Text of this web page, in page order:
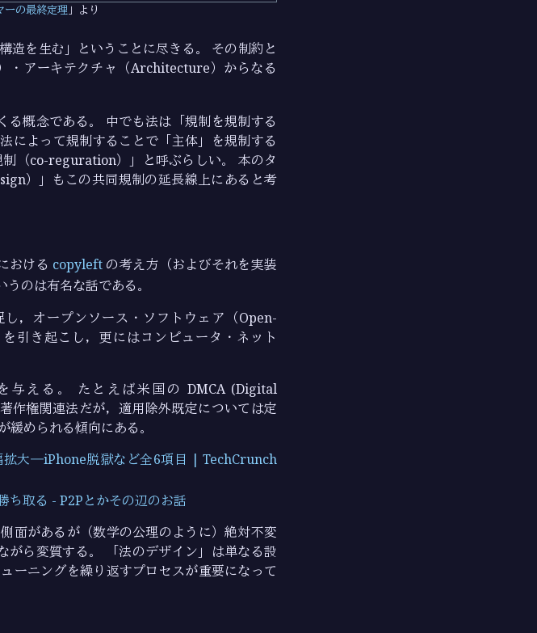
ーの最終定理 より
造を生む」ということに尽きる。 その制約と
アーキテクチャ（Architecture）からなる
る概念である。 中でも法は「規制を規制する
よって規制することで「主体」を規制する
（co-reguration）」と呼ぶらしい。 本のタ
）」もこの共同規制の延長線上にあると考
おける copyleft の考え方（およびそれを実装
のは有名な話である。
，オープンソース・ソフトウェア（Open-
引き起こし，更にはコンピュータ・ネット
与える。 たとえば米国の DMCA (Digital
権関連法だが，適用除外既定については定
められる傾向にある。
大―iPhone脱獄など全6項目 | TechCrunch
取る - P2Pとかその辺のお話
面があるが（数学の公理のように）絶対不変
ら変質する。 「法のデザイン」は単なる設
ーニングを繰り返すプロセスが重要になって